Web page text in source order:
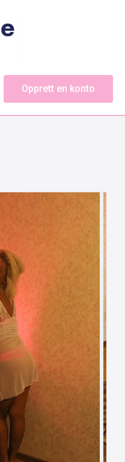
Opprett en konto